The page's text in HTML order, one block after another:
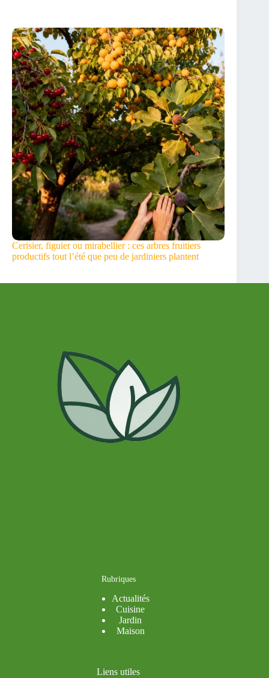
Cerisier, figuier ou mirabellier : ces arbres fruitiers
productifs tout l’été que peu de jardiniers plantent
Rubriques
Actualités
Cuisine
Jardin
Maison
Liens utiles